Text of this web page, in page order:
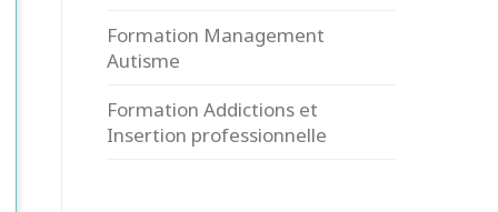
Formation Management
Autisme
Formation Addictions et
Insertion professionnelle